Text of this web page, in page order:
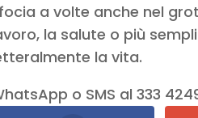
a volte anche nel
la salute o più
la vita.
o SMS al 333